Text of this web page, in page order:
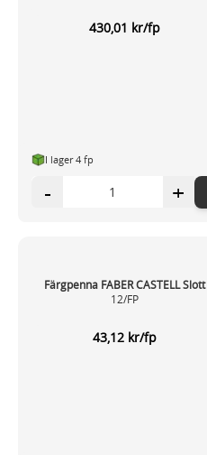
430,01 kr/fp
I lager 4 fp
- +
Färgpenna FABER CASTELL Slott
12/FP
43,12 kr/fp